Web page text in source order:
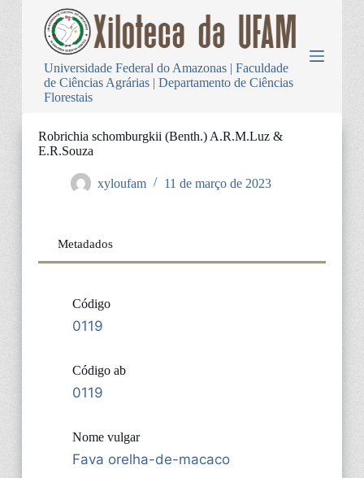
Universidade Federal do Amazonas | Faculdade
de Ciências Agrárias | Departamento de Ciências
Florestais
Robrichia schomburgkii (Benth.) A.R.M.Luz &
E.R.Souza
xyloufam 11 de março de 2023
Metadados
Código
0119
Código ab
0119
Nome vulgar
Fava orelha-de-macaco